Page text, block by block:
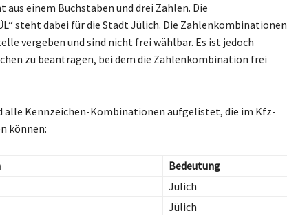
aus einem Buchstaben und drei Zahlen. Die
steht dabei für die Stadt Jülich. Die Zahlenkombinationen
vergeben und sind nicht frei wählbar. Es ist jedoch
zu beantragen, bei dem die Zahlenkombination frei
alle Kennzeichen-Kombinationen aufgelistet, die im Kfz-
können:
Bedeutung
Jülich
Jülich